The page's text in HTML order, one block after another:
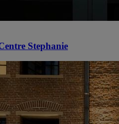
Stephanie